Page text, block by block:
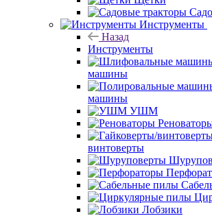
Инструменты
Назад
Инструменты
машины
машины
УШМ
винтоверты
Лобзики